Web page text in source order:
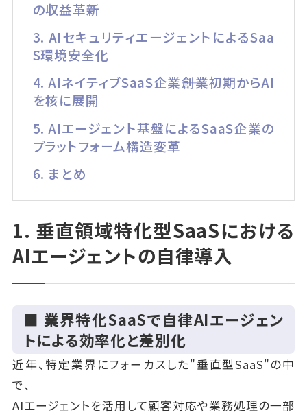
の収益革新
3. AIセキュリティエージェントによるSaa
S環境安全化
4. AIネイティブSaaS企業――創業初期からAI
を核に展開
5. AIエージェント基盤によるSaaS企業の
プラットフォーム構造変革
6. まとめ
1. 垂直領域特化型SaaSにおける
AIエージェントの自律導入
■ 業界特化SaaSで自律AIエージェン
トによる効率化と差別化
近年、特定業界にフォーカスした"垂直型SaaS"の中
で、
AIエージェントを活用して顧客対応や業務処理の一部